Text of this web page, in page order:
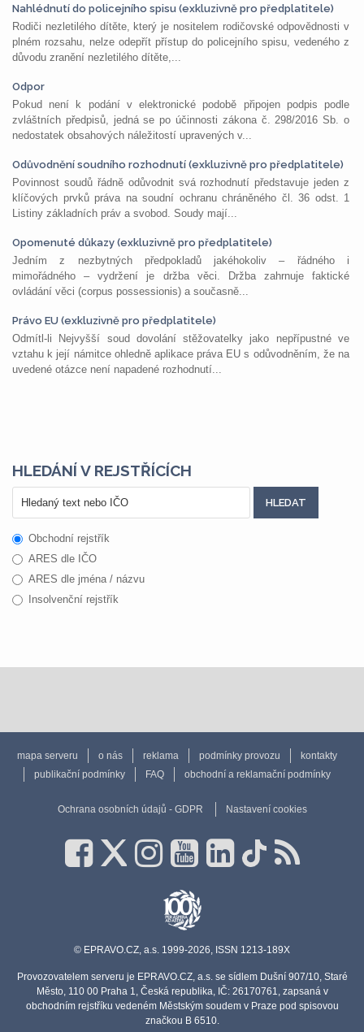
Nahlédnutí do policejního spisu (exkluzivně pro předplatitele)
Rodiči nezletilého dítěte, který je nositelem rodičovské odpovědnosti v
plném rozsahu, nelze odepřít přístup do policejního spisu, vedeného z
důvodu zranění nezletilého dítěte,...
Odpor
Pokud není k podání v elektronické podobě připojen podpis podle
zvláštních předpisů, jedná se po účinnosti zákona č. 298/2016 Sb. o
nedostatek obsahových náležitostí upravených v...
Odůvodnění soudního rozhodnutí (exkluzivně pro předplatitele)
Povinnost soudů řádně odůvodnit svá rozhodnutí představuje jeden z
klíčových prvků práva na soudní ochranu chráněného čl. 36 odst. 1
Listiny základních práv a svobod. Soudy mají...
Opomenuté důkazy (exkluzivně pro předplatitele)
Jedním z nezbytných předpokladů jakéhokoliv – řádného i
mimořádného – vydržení je držba věci. Držba zahrnuje faktické
ovládání věci (corpus possessionis) a současně...
Právo EU (exkluzivně pro předplatitele)
Odmítl-li Nejvyšší soud dovolání stěžovatelky jako nepřípustné ve
vztahu k její námitce ohledně aplikace práva EU s odůvodněním, že na
uvedené otázce není napadené rozhodnutí...
HLEDÁNÍ V REJSTŘÍCÍCH
Obchodní rejstřík
ARES dle IČO
ARES dle jména / názvu
Insolvenční rejstřík
mapa serveru o nás reklama podmínky provozu
kontakty
publikační podmínky
FAQ obchodní a reklamační podmínky
Ochrana osobních údajů - GDPR Nastavení cookies
© EPRAVO.CZ, a.s. 1999-2026, ISSN 1213-189X
Provozovatelem serveru je EPRAVO.CZ, a.s. se sídlem Dušní 907/10, Staré
Město, 110 00 Praha 1, Česká republika, IČ: 26170761, zapsaná v
obchodním rejstříku vedeném Městským soudem v Praze pod spisovou
značkou B 6510.